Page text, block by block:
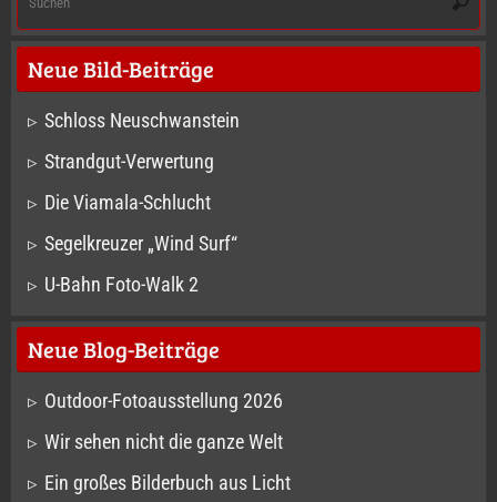
Neue Bild-Beiträge
Schloss Neuschwanstein
Strandgut-Verwertung
Die Viamala-Schlucht
Segelkreuzer „Wind Surf“
U-Bahn Foto-Walk 2
Neue Blog-Beiträge
Outdoor-Fotoausstellung 2026
Wir sehen nicht die ganze Welt
Ein großes Bilderbuch aus Licht